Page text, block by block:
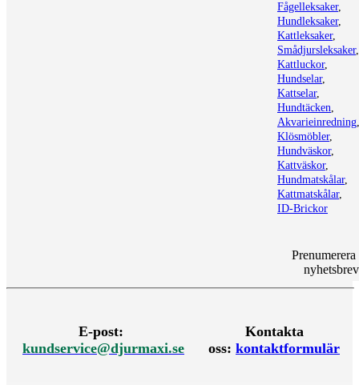
Fågelleksaker,
Hundleksaker,
Kattleksaker,
Smådjursleksaker,
Kattluckor,
Hundselar,
Kattselar,
Hundtäcken,
Akvarieinredning,
Klösmöbler,
Hundväskor,
Kattväskor,
Hundmatskålar,
Kattmatskålar,
ID-Brickor
Prenumerera
nyhetsbrev
E-post:
kundservice@djurmaxi.se
Kontakta
oss: kontaktformulär